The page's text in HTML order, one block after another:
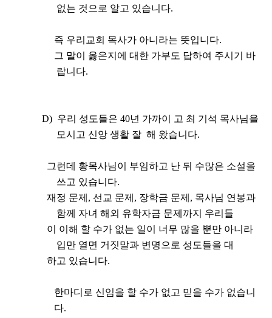
없는 것으로 알고 있습니다.
즉 우리교회 목사가 아니라는 뜻입니다.
그 말이 옳은지에 대한 가부도 답하여 주시기 바
랍니다.
D) 우리 성도들은 40년 가까이 고 최 기석 목사님을
모시고 신앙 생활 잘 해 왔습니다.
그런데 황목사님이 부임하고 난 뒤 수많은 소설을
쓰고 있습니다.
재정 문제 , 선교 문제 , 장학금 문제 , 목사님 연봉과
함께 자녀 해외 유학자금 문제까지 우리들
이 이해 할 수가 없는 일이 너무 많을 뿐만 아니라
입만 열면 거짓말과 변명으로 성도들을 대
하고 있습니다.
한마디로 신임을 할 수가 없고 믿을 수가 없습니
다.